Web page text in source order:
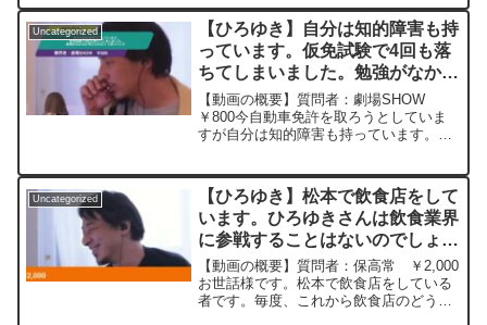
サイトから検索してみてください。
https://hiroyuki-ziten.com/できるだけ、
多くの質問を今後も編集し、アップロー
ドしていきますので、使いやすいと感じ
て頂けたら、いいね！やチャンネル登録
をよろしくお願いします。
がら 2024/03/10 D21 ひろ...
Uncategorized
【ひろゆき】自分は知的障害も持
っています。仮免試験で4回も落
ちてしまいました。勉強がなかな
か覚えたれなくて困っていす。
ー ひろゆき切り抜き
20240228
【動画の概要】質問者：劇場SHOW
￥800今自動車免許を取ろうとしていま
すが自分は知的障害も持っています。仮
元動画：ロシアの敗北は無さそうな、、
Guillaume ...
Uncategorized
【ひろゆき】松本で飲食店をして
います。ひろゆきさんは飲食業界
に参戦することはないのでしょう
か？ 参戦したらどのようなもの
をだしますか？ー ひろゆき切り
抜き 20250604
【動画の概要】質問者：保高常 ￥2,000
お世話様です。松本で飲食店をしている
者です。毎度、これから飲食店のどうす